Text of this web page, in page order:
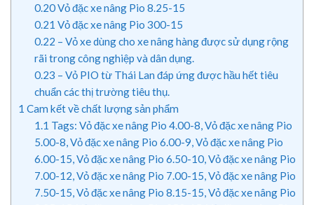
0.20Vỏ đặc xe nâng Pio 8.25-15
0.21 Vỏ đặc xe nâng Pio 300-15
0.22 – Vỏ xe dùng cho xe nâng hàng được sử dụng rộng
rãi trong công nghiệp và dân dụng.
0.23 – Vỏ PIO từ Thái Lan đáp ứng được hầu hết tiêu
chuẩn các thị trường tiêu thụ.
1 Cam kết về chất lượng sản phẩm
1.1 Tags: Vỏ đặc xe nâng Pio 4.00-8, Vỏ đặc xe nâng Pio
5.00-8, Vỏ đặc xe nâng Pio 6.00-9, Vỏ đặc xe nâng Pio
6.00-15, Vỏ đặc xe nâng Pio 6.50-10, Vỏ đặc xe nâng Pio
7.00-12, Vỏ đặc xe nâng Pio 7.00-15, Vỏ đặc xe nâng Pio
7.50-15, Vỏ đặc xe nâng Pio 8.15-15, Vỏ đặc xe nâng Pio